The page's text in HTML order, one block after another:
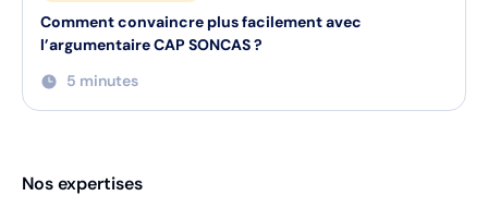
Comment convaincre plus facilement avec
l’argumentaire CAP SONCAS ?
5 minutes
Nos expertises